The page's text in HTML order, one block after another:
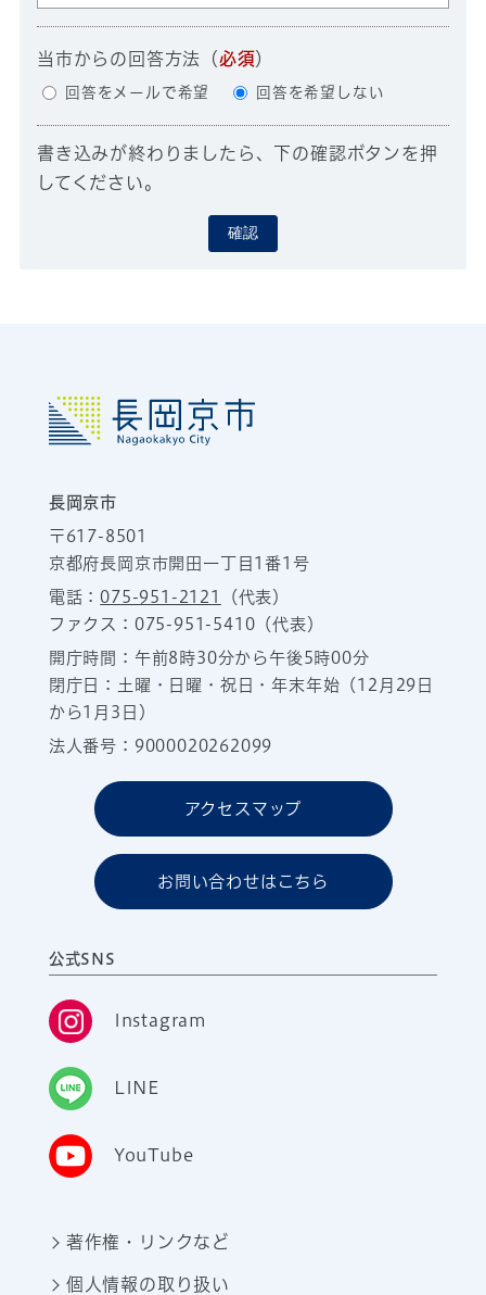
当市からの回答方法 （必須）
回答をメールで希望 回答を希望しない
書き込みが終わりましたら、下の確認ボタンを押
してください。
確認
長岡京市
〒617-8501
京都府長岡京市開田一丁目1番1号
電話：075-951-2121
（代表）
ファクス：075-951-5410（代表）
開庁時間：午前8時30分から午後5時00分
閉庁日：土曜・日曜・祝日・年末年始（12月29日
から1月3日）
法人番号：9000020262099
アクセスマップ
お問い合わせはこちら
公式SNS
Instagram
LINE
YouTube
著作権・リンクなど
個人情報の取り扱い